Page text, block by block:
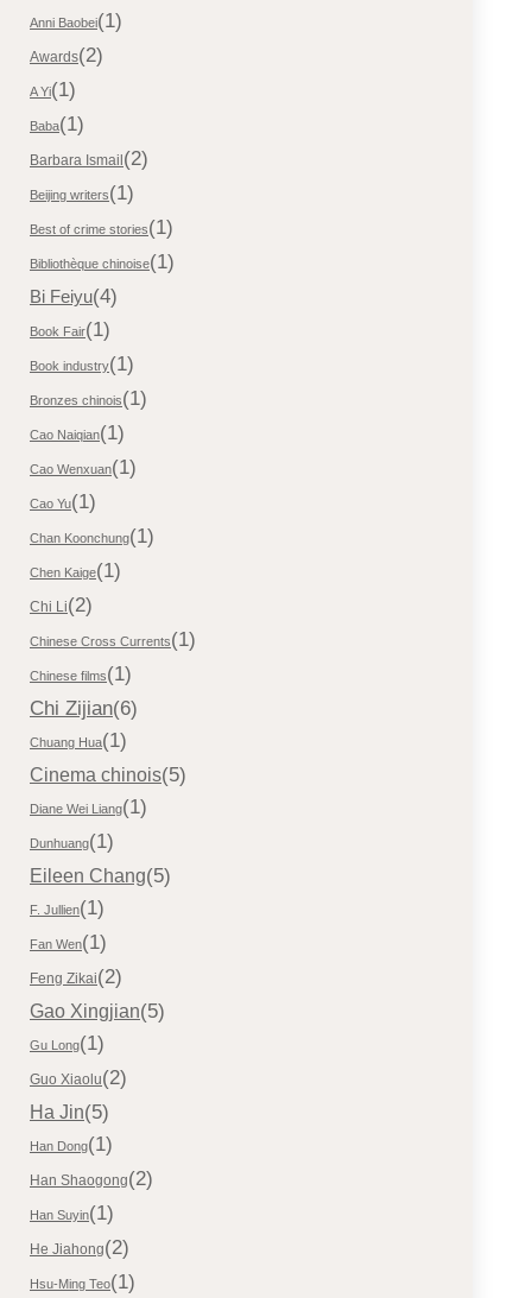
Anni Baobei(1)
Awards(2)
A Yi(1)
Baba(1)
Barbara Ismail (2)
Beijing writers(1)
Best of crime stories(1)
Bibliothèque chinoise(1)
Bi Feiyu(4)
Book Fair(1)
Book industry(1)
Bronzes chinois(1)
Cao Naiqian(1)
Cao Wenxuan(1)
Cao Yu(1)
Chan Koonchung(1)
Chen Kaige(1)
Chi Li(2)
Chinese Cross Currents(1)
Chinese films(1)
Chi Zijian(6)
Chuang Hua(1)
Cinema chinois(5)
Diane Wei Liang(1)
Dunhuang(1)
Eileen Chang(5)
F. Jullien(1)
Fan Wen(1)
Feng Zikai(2)
Gao Xingjian(5)
Gu Long(1)
Guo Xiaolu(2)
Ha Jin(5)
Han Dong(1)
Han Shaogong(2)
Han Suyin(1)
He Jiahong(2)
Hsu-Ming Teo(1)